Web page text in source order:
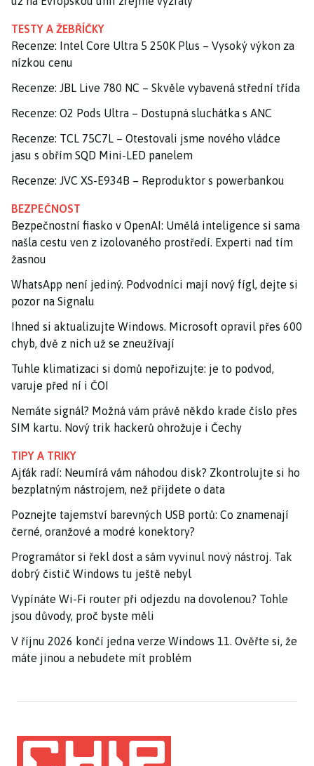
TESTY A ŽEBŘÍČKY
Recenze: Intel Core Ultra 5 250K Plus – Vysoký výkon za
nízkou cenu
Recenze: JBL Live 780 NC – Skvěle vybavená střední třída
Recenze: O2 Pods Ultra – Dostupná sluchátka s ANC
Recenze: TCL 75C7L – Otestovali jsme nového vládce
jasu s obřím SQD Mini-LED panelem
Recenze: JVC XS-E934B – Reproduktor s powerbankou
BEZPEČNOST
Bezpečnostní fiasko v OpenAI: Umělá inteligence si sama
našla cestu ven z izolovaného prostředí. Experti nad tím
žasnou
WhatsApp není jediný. Podvodníci mají nový fígl, dejte si
pozor na Signalu
Ihned si aktualizujte Windows. Microsoft opravil přes 600
chyb, dvě z nich už se zneužívají
Tuhle klimatizaci si domů nepořizujte: je to podvod,
varuje před ní i ČOI
Nemáte signál? Možná vám právě někdo krade číslo přes
SIM kartu. Nový trik hackerů ohrožuje i Čechy
TIPY A TRIKY
Ajťák radí: Neumírá vám náhodou disk? Zkontrolujte si ho
bezplatným nástrojem, než přijdete o data
Poznejte tajemství barevných USB portů: Co znamenají
černé, oranžové a modré konektory?
Programátor si řekl dost a sám vyvinul nový nástroj. Tak
dobrý čistič Windows tu ještě nebyl
Vypínáte Wi-Fi router při odjezdu na dovolenou? Tohle
jsou důvody, proč byste měli
V říjnu 2026 končí jedna verze Windows 11. Ověřte si, že
máte jinou a nebudete mít problém